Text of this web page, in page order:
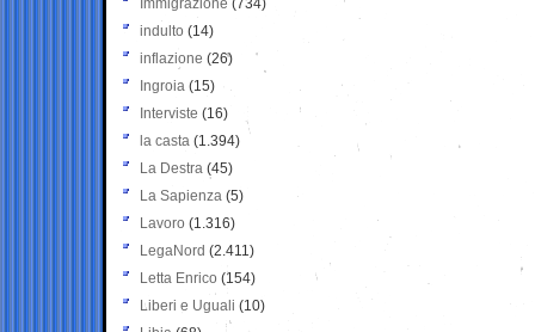
Immigrazione (734)
indulto (14)
inflazione (26)
Ingroia (15)
Interviste (16)
la casta (1.394)
La Destra (45)
La Sapienza (5)
Lavoro (1.316)
LegaNord (2.411)
Letta Enrico (154)
Liberi e Uguali (10)